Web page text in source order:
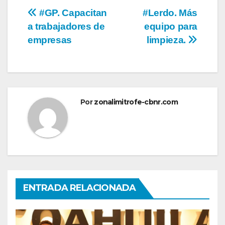
Navegación
de
#Lerdo. Más
equipo para
limpieza.
#GP. Capacitan
a trabajadores de
empresas
Porzonalimitrofe-cbnr.com
ENTRADA RELACIONADA